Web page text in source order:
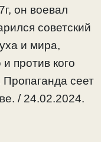
он воевал
советский
и мира,
против кого
Пропаганда сеет
/ 24.02.2024.